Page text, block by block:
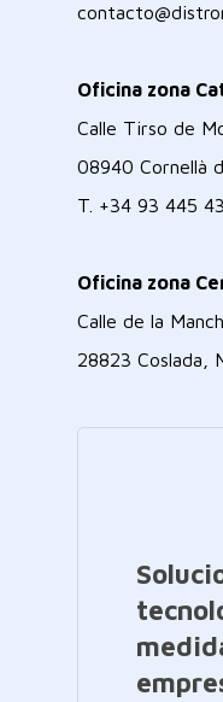
Oficina zona
Calle Tirso de
08940 Cornellà
T. +34 93 445
Oficina zona
Calle de la
28823 Coslada,